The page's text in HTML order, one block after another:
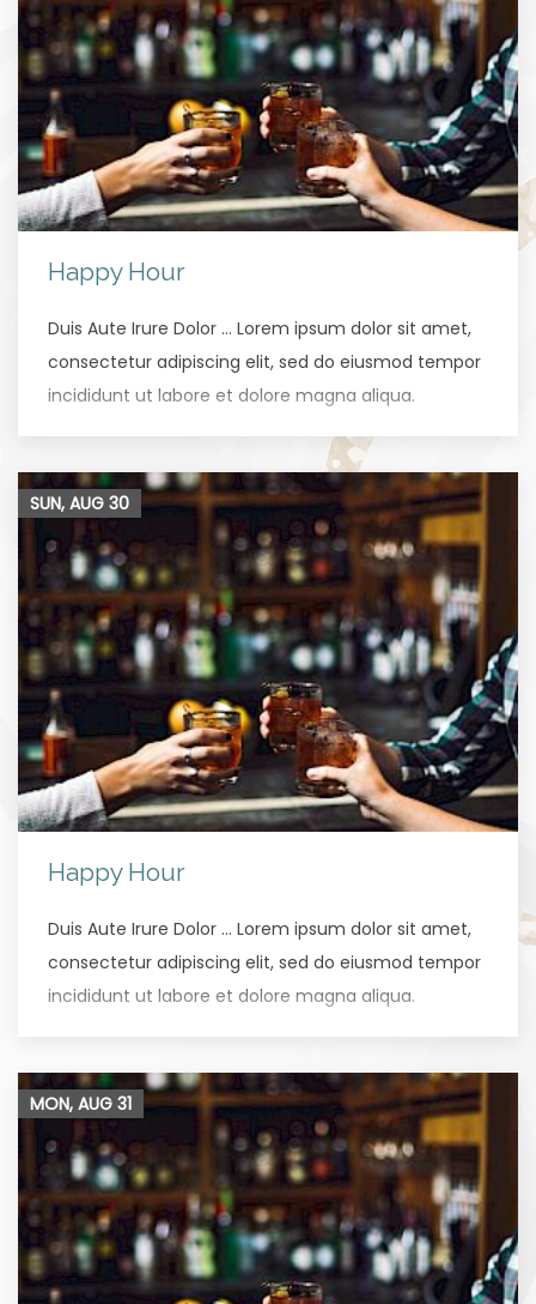
Happy Hour
Duis Aute Irure Dolor … Lorem ipsum dolor sit amet,
consectetur adipiscing elit, sed do eiusmod tempor
incididunt ut labore et dolore magna aliqua.
Happy Hour
Duis Aute Irure Dolor … Lorem ipsum dolor sit amet,
consectetur adipiscing elit, sed do eiusmod tempor
incididunt ut labore et dolore magna aliqua.
SUN, AUG 30
MON, AUG 31